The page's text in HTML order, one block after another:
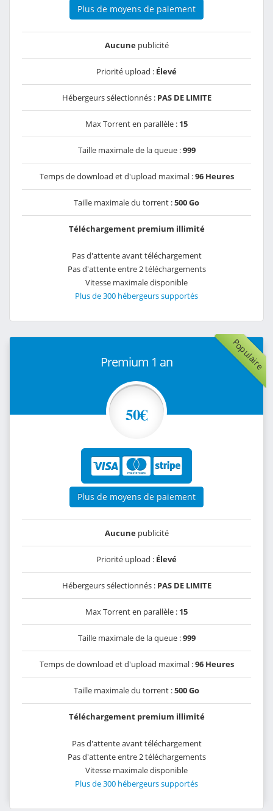
Plus de moyens de paiement
Aucunepublicité
Priorité upload : Élevé
Hébergeurs sélectionnés : PAS DE LIMITE
Max Torrent en parallèle : 15
Taille maximale de la queue :999
Temps de download et d'upload maximal :96 Heures
Taille maximale du torrent :500 Go
Téléchargement premium illimité
Pas d'attente avant téléchargement
Pas d'attente entre 2 téléchargements
Vitesse maximale disponible
Plus de 300 hébergeurs supportés
Populaire
Premium 1 an
50€
Plus de moyens de paiement
Aucunepublicité
Priorité upload : Élevé
Hébergeurs sélectionnés : PAS DE LIMITE
Max Torrent en parallèle : 15
Taille maximale de la queue :999
Temps de download et d'upload maximal :96 Heures
Taille maximale du torrent :500 Go
Téléchargement premium illimité
Pas d'attente avant téléchargement
Pas d'attente entre 2 téléchargements
Vitesse maximale disponible
Plus de 300 hébergeurs supportés